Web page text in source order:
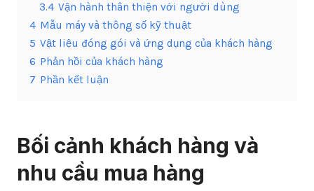
3.4 Vận hành thân thiện với người dùng
4 Mẫu máy và thông số kỹ thuật
5 Vật liệu đóng gói và ứng dụng của khách hàng
6 Phản hồi của khách hàng
7 Phần kết luận
Bối cảnh khách hàng và
nhu cầu mua hàng